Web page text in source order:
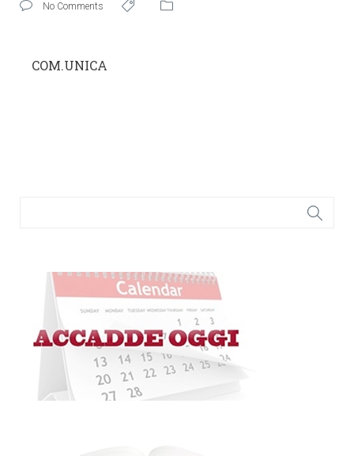
No Comments
COM.UNICA